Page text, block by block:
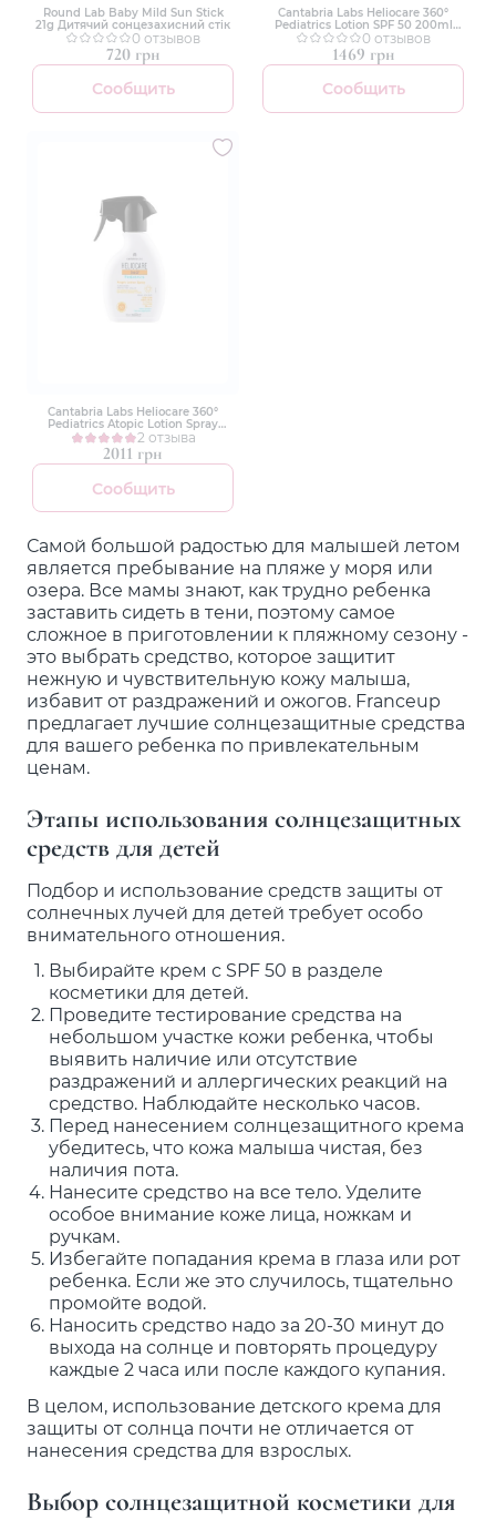
Round Lab Baby Mild Sun Stick
21g Дитячий сонцезахисний стік
0 отзывов
720 грн
Сообщить
Cantabria Labs Heliocare 360°
Pediatrics Lotion SPF 50 200ml
Детский солнцезащитный
лосьон
0 отзывов
1469 грн
Сообщить
Cantabria Labs Heliocare 360°
Pediatrics Atopic Lotion Spray
SPF50 250ml Детский лосьон для
атопической кожи
2 отзыва
2011 грн
Сообщить
Самой большой радостью для малышей летом
является пребывание на пляже у моря или
озера. Все мамы знают, как трудно ребенка
заставить сидеть в тени, поэтому самое
сложное в приготовлении к пляжному сезону -
это выбрать средство, которое защитит
нежную и чувствительную кожу малыша,
избавит от раздражений и ожогов. Franceup
предлагает лучшие солнцезащитные средства
для вашего ребенка по привлекательным
ценам.
Этапы использования солнцезащитных
средств для детей
Подбор и использование средств защиты от
солнечных лучей для детей требует особо
внимательного отношения.
Выбирайте крем с SPF 50 в разделе
косметики для детей.
Проведите тестирование средства на
небольшом участке кожи ребенка, чтобы
выявить наличие или отсутствие
раздражений и аллергических реакций на
средство. Наблюдайте несколько часов.
Перед нанесением солнцезащитного крема
убедитесь, что кожа малыша чистая, без
наличия пота.
Нанесите средство на все тело. Уделите
особое внимание коже лица, ножкам и
ручкам.
Избегайте попадания крема в глаза или рот
ребенка. Если же это случилось, тщательно
промойте водой.
Наносить средство надо за 20-30 минут до
выхода на солнце и повторять процедуру
каждые 2 часа или после каждого купания.
В целом, использование детского крема для
защиты от солнца почти не отличается от
нанесения средства для взрослых.
Выбор солнцезащитной косметики для